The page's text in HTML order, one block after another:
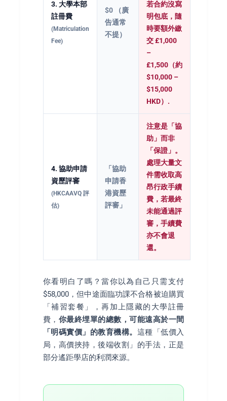
3. 大學本部
註冊費
(Matriculation
Fee)
$0 （廣
告通常
不提）
若合約沒寫
明包底，隨
時要額外繳
交£1,000
–
£1,500（約
$10,000 –
$15,000
HKD） .
4. 協助申請
資歷評審
(HKCAAVQ 評
估)
「協助
申請香
港資歷
評審」
注意是「協
助」而非
「保證」。
處理大量文
件需收取高
昂行政手續
費，若最終
未能通過評
審，手續費
亦不會退
還。
你看明白了嗎？當你以為自己只需支付
$58,000，但中途面臨功課不合格被迫購買
「補習套餐」，再加上隱藏的大學註冊
費， 你最終埋單的總數，可能遠高於一間
「明碼實價」的教育機構。 這種「低價入
局，高價挾持，後端收割」的手法，正是
部分遙距學店的利潤來源。